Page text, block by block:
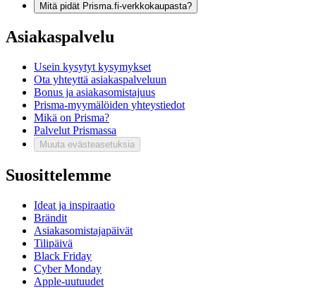
Mitä pidät Prisma.fi-verkkokaupasta?
Asiakaspalvelu
Usein kysytyt kysymykset
Ota yhteyttä asiakaspalveluun
Bonus ja asiakasomistajuus
Prisma-myymälöiden yhteystiedot
Mikä on Prisma?
Palvelut Prismassa
Muuta evästeasetuksia
Suosittelemme
Ideat ja inspiraatio
Brändit
Asiakasomistajapäivät
Tilipäivä
Black Friday
Cyber Monday
Apple-uutuudet